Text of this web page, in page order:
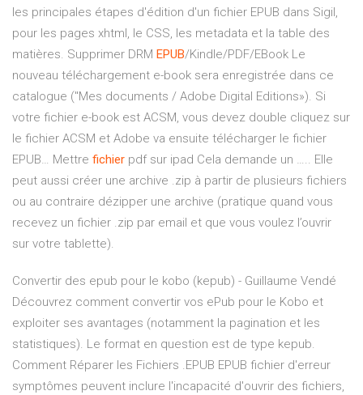
les principales étapes d'édition d'un fichier EPUB dans Sigil,
pour les pages xhtml, le CSS, les metadata et la table des
matières. Supprimer DRM EPUB/Kindle/PDF/EBook Le
nouveau téléchargement e-book sera enregistrée dans ce
catalogue ("Mes documents / Adobe Digital Editions»). Si
votre fichier e-book est ACSM, vous devez double cliquez sur
le fichier ACSM et Adobe va ensuite télécharger le fichier
EPUB… Mettre fichier pdf sur ipad Cela demande un ….. Elle
peut aussi créer une archive .zip à partir de plusieurs fichiers
ou au contraire dézipper une archive (pratique quand vous
recevez un fichier .zip par email et que vous voulez l’ouvrir
sur votre tablette).
Convertir des epub pour le kobo (kepub) - Guillaume Vendé
Découvrez comment convertir vos ePub pour le Kobo et
exploiter ses avantages (notamment la pagination et les
statistiques). Le format en question est de type kepub.
Comment Réparer les Fichiers .EPUB EPUB fichier d'erreur
symptômes peuvent inclure l'incapacité d'ouvrir des fichiers,